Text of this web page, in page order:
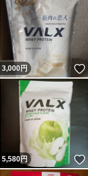
いいね！
3,000円
いいね！
5,580円